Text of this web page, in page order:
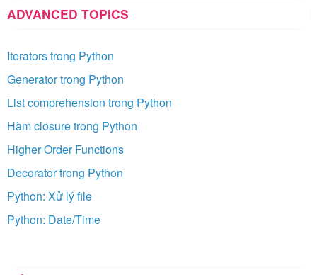
ADVANCED TOPICS
Iterators trong Python
Generator trong Python
List comprehension trong Python
Hàm closure trong Python
Higher Order Functions
Decorator trong Python
Python: Xử lý file
Python: Date/Time